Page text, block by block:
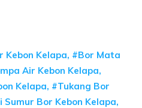
Kebon Kelapa, #Bor Mata
Air Kebon Kelapa,
Kelapa, #Tukang Bor
Sumur Bor Kebon Kelapa,